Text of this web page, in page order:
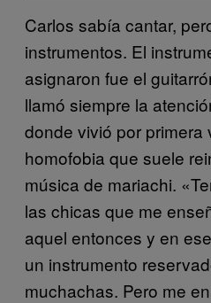
Carlos sabía cantar,
instrumentos. El
asignaron fue el
llamó siempre la
donde vivió por primera
homofobia que suele
música de mariachi.
las chicas que me
aquel entonces y en
un instrumento
muchachas. Pero me